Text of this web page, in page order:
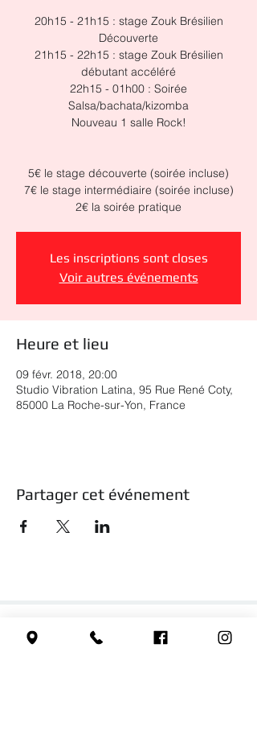
20h15 - 21h15 : stage Zouk Brésilien
Découverte
21h15 - 22h15 : stage Zouk Brésilien
débutant accéléré
22h15 - 01h00 : Soirée
Salsa/bachata/kizomba
Nouveau 1 salle Rock!
5€ le stage découverte (soirée incluse)
7€ le stage intermédiaire (soirée incluse)
2€ la soirée pratique
Les inscriptions sont closes
Voir autres événements
Heure et lieu
09 févr. 2018, 20:00
Studio Vibration Latina, 95 Rue René Coty,
85000 La Roche-sur-Yon, France
Partager cet événement